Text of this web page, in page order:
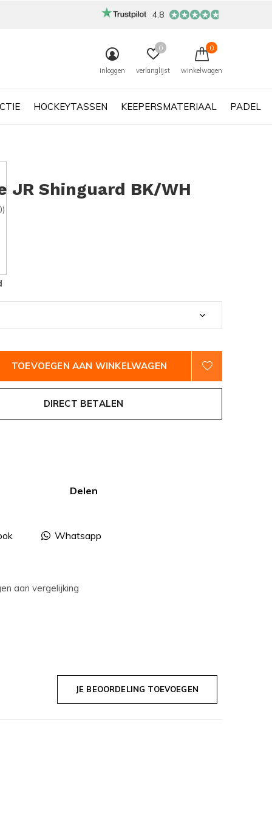
HOCKEYTASSEN KEEPERSMATERIAAL PADEL
inloggen verlanglijst
0
winkelwagen
0
4.8
JR Shinguard BK/WH
TOEVOEGEN AAN WINKELWAGEN
DIRECT BETALEN
Delen
Whatsapp
aan vergelijking
JE BEOORDELING TOEVOEGEN